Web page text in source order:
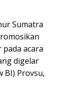
Sumatra
acara
digelar
BI) Provsu,